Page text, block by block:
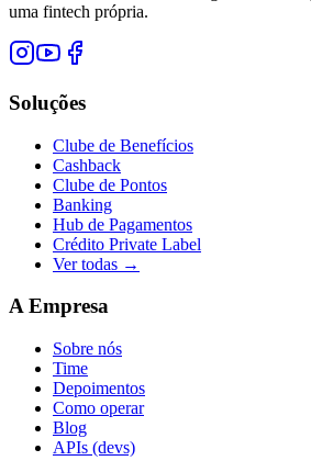
uma fintech própria.
Soluções
Clube de Benefícios
Cashback
Clube de Pontos
Banking
Hub de Pagamentos
Crédito Private Label
Ver todas →
A Empresa
Sobre nós
Time
Depoimentos
Como operar
Blog
APIs (devs)